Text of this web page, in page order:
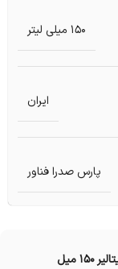
150 میلی لیتر
ایران
پارس صدرا فناور